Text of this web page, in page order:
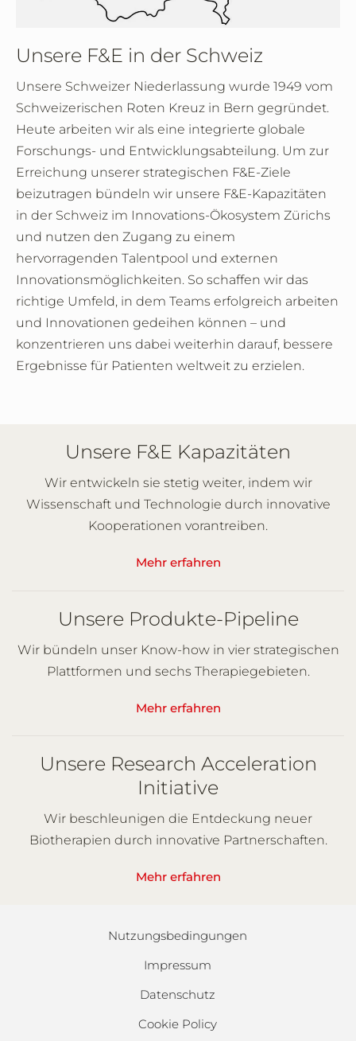
Unsere F&E in der Schweiz
Unsere Schweizer Niederlassung wurde 1949 vom
Schweizerischen Roten Kreuz in Bern gegründet.
Heute arbeiten wir als eine integrierte globale
Forschungs- und Entwicklungsabteilung. Um zur
Erreichung unserer strategischen F&E-Ziele
beizutragen bündeln wir unsere F&E-Kapazitäten
in der Schweiz im Innovations-Ökosystem Zürichs
und nutzen den Zugang zu einem
hervorragenden Talentpool und externen
Innovationsmöglichkeiten. So schaffen wir das
richtige Umfeld, in dem Teams erfolgreich arbeiten
und Innovationen gedeihen können – und
konzentrieren uns dabei weiterhin darauf, bessere
Ergebnisse für Patienten weltweit zu erzielen.
Unsere F&E Kapazitäten
Wir entwickeln sie stetig weiter, indem wir
Wissenschaft und Technologie durch innovative
Kooperationen vorantreiben.
Mehr erfahren
Unsere Produkte-Pipeline
Wir bündeln unser Know-how in vier strategischen
Plattformen und sechs Therapiegebieten.
Mehr erfahren
Unsere Research Acceleration
Initiative
Wir beschleunigen die Entdeckung neuer
Biotherapien durch innovative Partnerschaften.
Mehr erfahren
Nutzungsbedingungen
Impressum
Datenschutz
Cookie Policy